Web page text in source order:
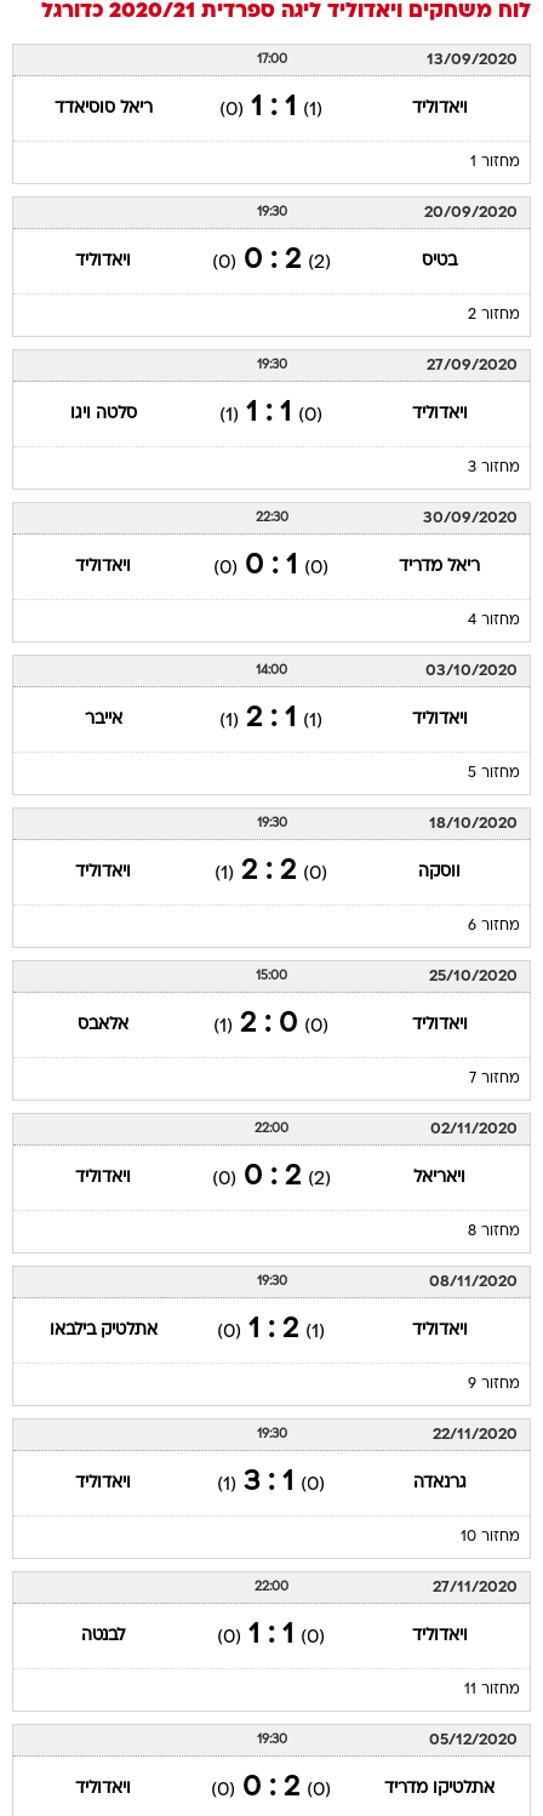
לוח משחקים ויאדוליד ליגה ספרדית 2020/21 כדורגל
13/09/2020
17:00
ויאדוליד (1)
1 : 1
(0) ריאל סוסיאדד
מחזור 1
20/09/2020
19:30
בטיס (2)
2 : 0
(0) ויאדוליד
מחזור 2
27/09/2020
19:30
ויאדוליד (0)
1 : 1
(1) סלטה ויגו
מחזור 3
30/09/2020
22:30
ריאל מדריד (0)
1 : 0
(0) ויאדוליד
מחזור 4
03/10/2020
14:00
ויאדוליד (1)
1 : 2
(1) אייבר
מחזור 5
18/10/2020
19:30
ווסקה (0)
2 : 2
(1) ויאדוליד
מחזור 6
25/10/2020
15:00
ויאדוליד (0)
0 : 2
(1) אלאבס
מחזור 7
02/11/2020
22:00
ויאריאל (2)
2 : 0
(0) ויאדוליד
מחזור 8
08/11/2020
19:30
ויאדוליד (1)
2 : 1
(0) אתלטיק בילבאו
מחזור 9
22/11/2020
19:30
גרנאדה (0)
1 : 3
(1) ויאדוליד
מחזור 10
27/11/2020
22:00
ויאדוליד (0)
1 : 1
(0) לבנטה
מחזור 11
05/12/2020
19:30
אתלטיקו מדריד (0)
2 : 0
(0) ויאדוליד